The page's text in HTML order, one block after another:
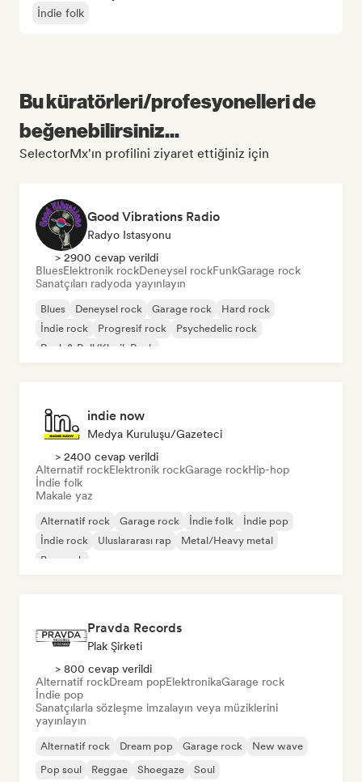
İndie folk
Bu küratörleri/profesyonelleri de
beğenebilirsiniz...
SelectorMx'ın profilini ziyaret ettiğiniz için
Good Vibrations Radio
Radyo Istasyonu
> 2900 cevap verildi
BluesElektronik rockDeneysel rockFunkGarage rock
Sanatçıları radyoda yayınlayın
Blues Deneysel rock Garage rock
Hard rock
İndie rock
Progresif rock
Psychedelic rock
Rock & Roll/Klasik Rock
indie now
Medya Kuruluşu/Gazeteci
> 2400 cevap verildi
Alternatif rockElektronik rockGarage rockHip-hop
İndie folk
Makale yaz
Alternatif rock Garage rock İndie folk
İndie pop
İndie rock
Uluslararası rap
Metal/Heavy metal
Pop rock
Pravda Records
Plak Şirketi
> 800 cevap verildi
Alternatif rockDream popElektronikaGarage rock
İndie pop
Sanatçılarla sözleşme imzalayın veya müziklerini
yayınlayın
Alternatif rock Dream pop Garage rock
New wave
Pop soul
Reggae Shoegaze Soul